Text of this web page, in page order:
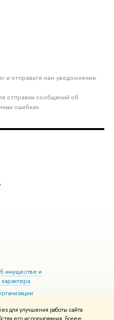
для улучшения работы сайта
и отправьте нам уведомление.
отправки сообщений об
ошибках.
имуществе и
здоровья